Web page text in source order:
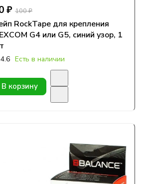
₽ 100 ₽
RockTape для крепления
G4 или G5, синий узор, 1
4.6 Есть в наличии
В корзину